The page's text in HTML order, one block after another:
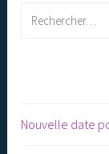
Nouvelle date